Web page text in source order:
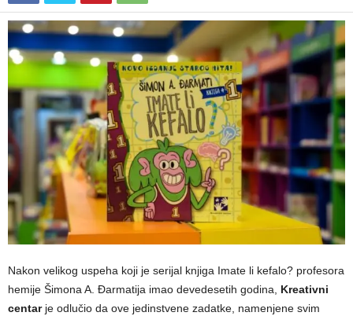
Nakon velikog uspeha koji je serijal knjiga Imate li kefalo? profesora
hemije Šimona A. Đarmatija imao devedesetih godina, Kreativni
centarje odlučio da ove jedinstvene zadatke, namenjene svim